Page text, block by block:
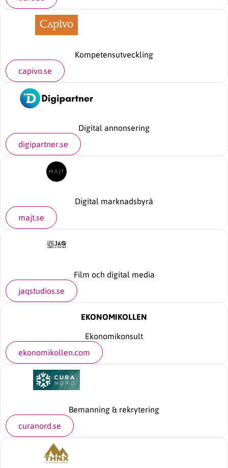
Kompetensutveckling
capivo.se
Digital annonsering
digipartner.se
Digital marknadsbyrå
majt.se
Film och digital media
jaqstudios.se
EKONOMIKOLLEN
Ekonomikonsult
ekonomikollen.com
Bemanning & rekrytering
curanord.se